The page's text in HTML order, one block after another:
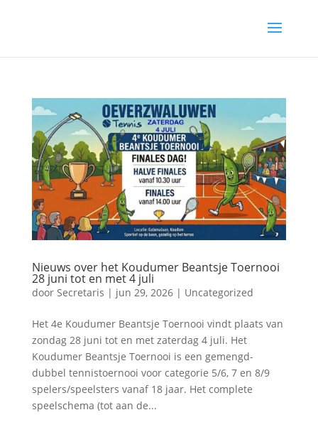
Nieuws over het Koudumer Beantsje Toernooi
28 juni tot en met 4 juli
door Secretaris | jun 29, 2026| Uncategorized
Het 4e Koudumer Beantsje Toernooi vindt plaats van
zondag 28 juni tot en met zaterdag 4 juli. Het
Koudumer Beantsje Toernooi is een gemengd-
dubbel tennistoernooi voor categorie 5/6, 7 en 8/9
spelers/speelsters vanaf 18 jaar. Het complete
speelschema (tot aan de...